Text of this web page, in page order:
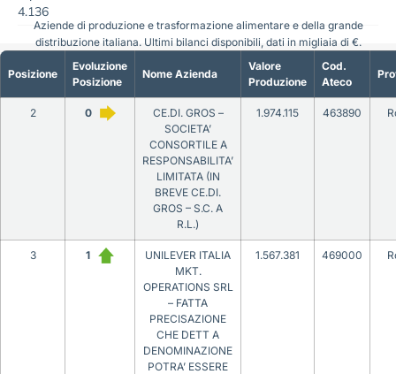
4.136
Posizione
Evoluzione
Posizione
Nome Azienda
Valore
Produzione
Cod.
Ateco
2 0
CE.DI. GROS –
SOCIETA’
CONSORTILE A
RESPONSABILITA’
LIMITATA (IN
BREVE CE.DI.
GROS – S.C. A
R.L.)
1.974.115 463890
3 1
UNILEVER ITALIA
MKT.
OPERATIONS SRL
– FATTA
PRECISAZIONE
CHE DETT A
DENOMINAZIONE
POTRA’ ESSERE
1.567.381 469000
Aziende di produzione e trasformazione alimentare e della grande
distribuzione italiana. Ultimi bilanci disponibili, dati in migliaia di €.